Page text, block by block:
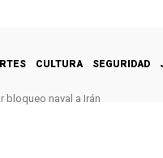
CULTURA SEGURIDAD
bloqueo naval a Irán